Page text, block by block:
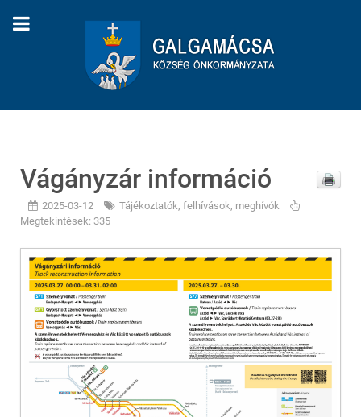
Vágányzár információ
2025-03-12
Tájékoztatók, felhívások, meghívók
Megtekintések: 335